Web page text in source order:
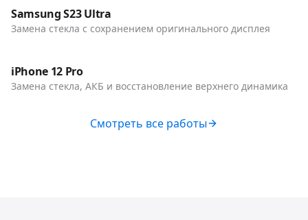
Телефоны
Samsung S23 Ultra
Замена стекла с сохранением оригинального дисплея
Телефоны
До / После
iPhone 12 Pro
Замена стекла, АКБ и восстановление верхнего динамика
Смотреть все работы